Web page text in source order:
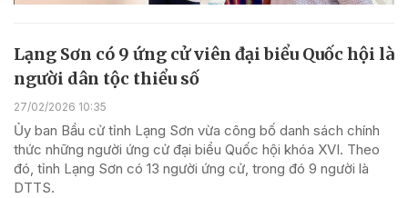
Lạng Sơn có 9 ứng cử viên đại biểu Quốc hội là
người dân tộc thiểu số
27/02/2026 10:35
Ủy ban Bầu cử tỉnh Lạng Sơn vừa công bố danh sách chính
thức những người ứng cử đại biểu Quốc hội khóa XVI. Theo
đó, tỉnh Lạng Sơn có 13 người ứng cử, trong đó 9 người là
DTTS.